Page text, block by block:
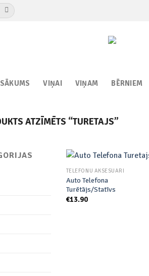
SĀKUMS VIŅAI VIŅAM BĒRNIEM
ATZĪMĒTS “TURETAJS”
TELEFONU AKSESUĀRI
Auto Telefona
Turētājs/Statīvs
€13.90